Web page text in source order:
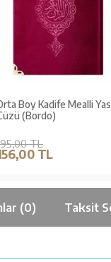
Boy Kadife Mealli
(Bordo)
TL
TL
(0) Taksit